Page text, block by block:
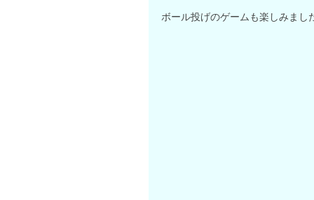
ボール投げのゲームも楽しみまし